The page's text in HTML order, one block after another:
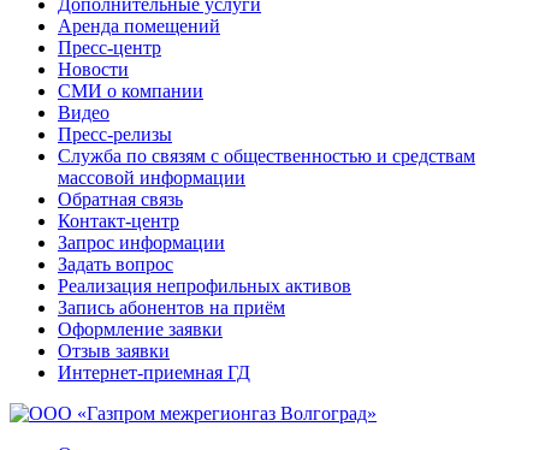
Дополнительные услуги
Аренда помещений
Пресс-центр
Новости
СМИ о компании
Видео
Пресс-релизы
Служба по связям с общественностью и средствам
массовой информации
Обратная связь
Контакт-центр
Запрос информации
Задать вопрос
Реализация непрофильных активов
Запись абонентов на приём
Оформление заявки
Отзыв заявки
Интернет-приемная ГД